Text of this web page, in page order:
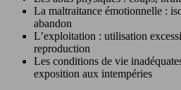
La maltraitance émotionnelle :
abandon
L’exploitation : utilisation
reproduction
Les conditions de vie
exposition aux intempéries